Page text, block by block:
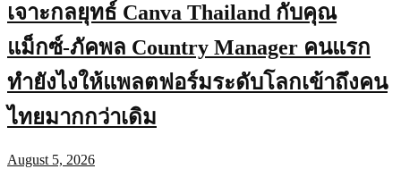
เจาะกลยุทธ์ Canva Thailand กับคุณ
แม็กซ์-ภัคพล Country Manager คนแรก
ทำยังไงให้แพลตฟอร์มระดับโลกเข้าถึงคน
ไทยมากกว่าเดิม
August 5, 2026